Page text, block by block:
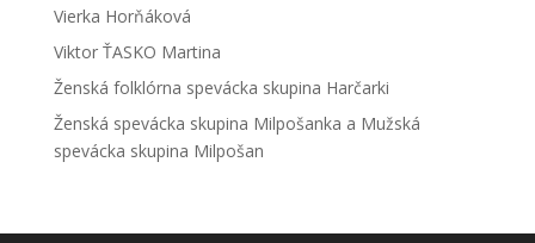
Vierka Horňáková
Viktor ŤASKO Martina
Ženská folklórna spevácka skupina Harčarki
Ženská spevácka skupina Milpošanka a Mužská
spevácka skupina Milpošan